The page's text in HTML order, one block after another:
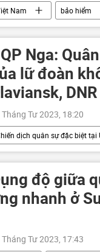
Nam bảo hiểm
Nga:
lữ đoàn
DNR
Tháng Tư 2023, 18:20
dịch quân sự đặc biệt tại
đột quân sự
DNR
độ giữa
nhanh ở
Tháng Tư 2023, 17:43